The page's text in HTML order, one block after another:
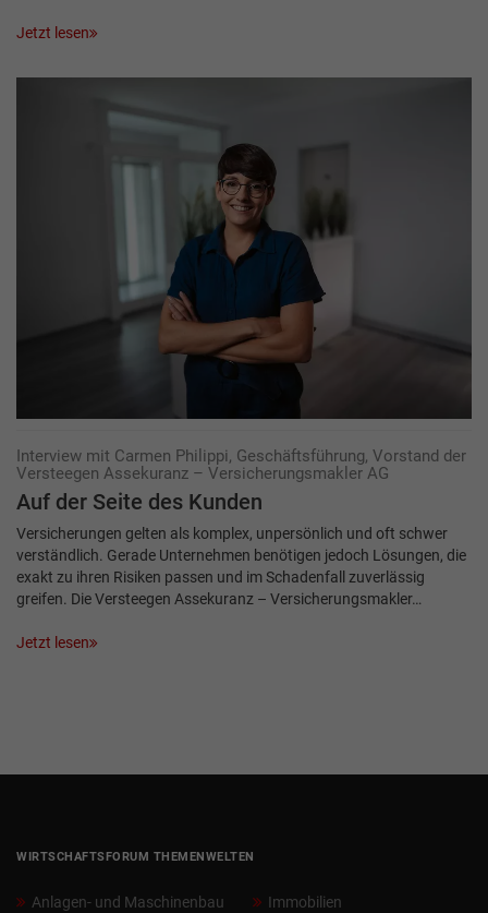
Jetzt lesen
Interview mit Carmen Philippi, Geschäftsführung, Vorstand der
Versteegen Assekuranz – Versicherungsmakler AG
Auf der Seite des Kunden
Versicherungen gelten als komplex, unpersönlich und oft schwer
verständlich. Gerade Unternehmen benötigen jedoch Lösungen, die
exakt zu ihren Risiken passen und im Schadenfall zuverlässig
greifen. Die Versteegen Assekuranz – Versicherungsmakler…
Jetzt lesen
WIRTSCHAFTSFORUM THEMENWELTEN
Anlagen- und Maschinenbau
Immobilien